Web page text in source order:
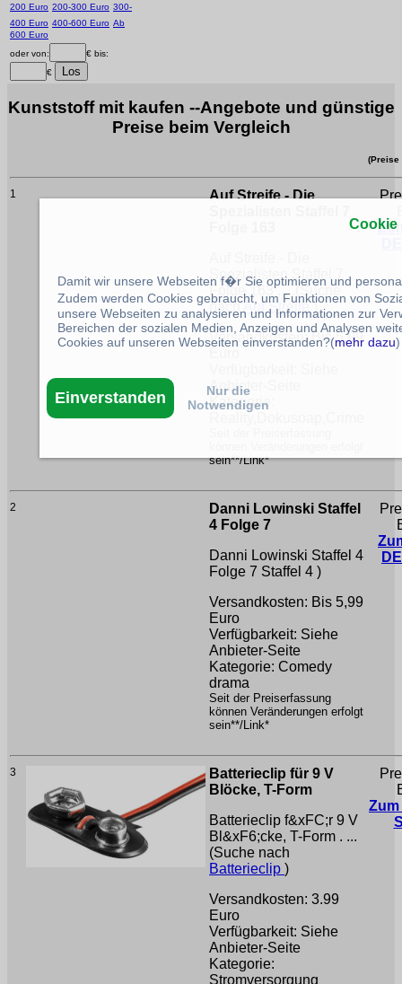
200 Euro 200-300 Euro 300-
400 Euro 400-600 Euro Ab
600 Euro
oder von:
€ bis:
€
Kunststoff mit kaufen --Angebote und günstige
Preise beim Vergleich
(Preise
1
Auf Streife - Die
Spezialisten Staffel 7
Folge 163 . ...(Suche
nachAuf Streife)
Versandkosten: Bis 5,99
Anbieter-Seite
Kategorie:
sein**/Link*
2
Danni Lowinski Staffel
4 Folge 7
Danni Lowinski Staffel 4
Folge 7 Staffel 4 )
Versandkosten: Bis 5,99
Euro
Verfügbarkeit: Siehe
Anbieter-Seite
Kategorie: Comedy
drama
Seit der Preiserfassung
können Veränderungen erfolgt
sein**/Link*
3
Batterieclip für 9 V
Blöcke, T-Form
Batterieclip f&xFC;r 9 V
Bl&xF6;cke, T-Form . ...
(Suche nach
Batterieclip )
Versandkosten: 3.99
Euro
Verfügbarkeit: Siehe
Anbieter-Seite
Kategorie:
Stromversorgung
Zum
Cookie
Damit wir unsere Webseiten f�r Sie optimieren und
Zudem werden Cookies gebraucht, um Funktionen von
unsere Webseiten zu analysieren und Informationen zur
Bereichen der sozialen Medien, Anzeigen und Analysen
Cookies auf unseren Webseiten einverstanden?(mehr dazu)
Einverstanden
Nur die
Notwendigen